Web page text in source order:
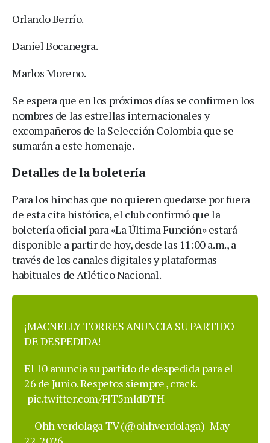
Orlando Berrío.
Daniel Bocanegra.
Marlos Moreno.
Se espera que en los próximos días se confirmen los
nombres de las estrellas internacionales y
excompañeros de la Selección Colombia que se
sumarán a este homenaje.
Detalles de la boletería
Para los hinchas que no quieren quedarse por fuera
de esta cita histórica, el club confirmó que la
boletería oficial para «La Última Función» estará
disponible a partir de hoy, desde las 11:00 a.m., a
través de los canales digitales y plataformas
habituales de Atlético Nacional.
¡MACNELLY TORRES ANUNCIA SU PARTIDO
DE DESPEDIDA!
El 10 anuncia su partido de despedida para el
26 de Junio. Respetos siempre , crack.
pic.twitter.com/FIT5mldDTH
— Ohh verdolaga TV (@ohhverdolaga) May